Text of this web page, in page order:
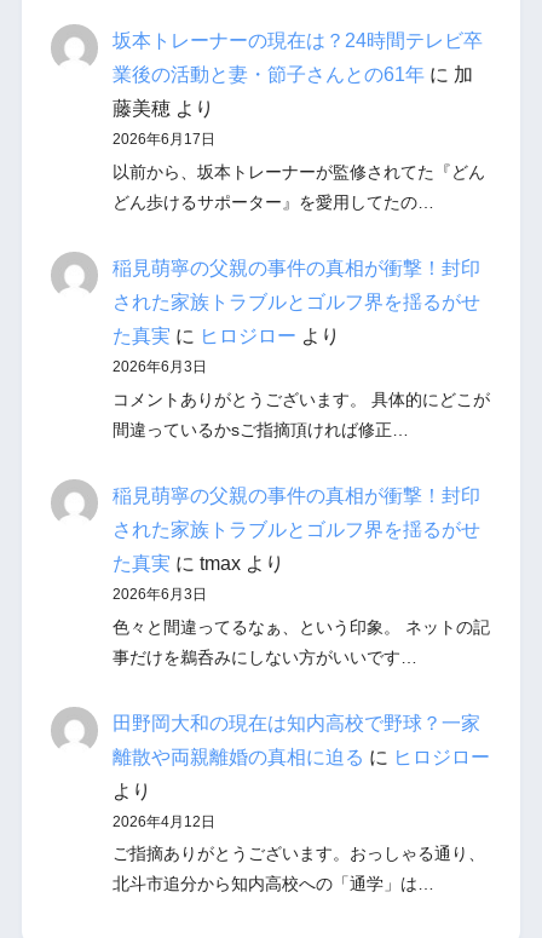
坂本トレーナーの現在は？24時間テレビ卒
業後の活動と妻・節子さんとの61年に 加
藤美穂より
2026年6月17日
以前から、坂本トレーナーが監修されてた『どん
どん歩けるサポーター』を愛用してたの…
稲見萌寧の父親の事件の真相が衝撃！封印
された家族トラブルとゴルフ界を揺るがせ
た真実 に ヒロジロー より
2026年6月3日
コメントありがとうございます。 具体的にどこが
間違っているかsご指摘頂ければ修正…
稲見萌寧の父親の事件の真相が衝撃！封印
された家族トラブルとゴルフ界を揺るがせ
た真実 に tmaxより
2026年6月3日
色々と間違ってるなぁ、という印象。 ネットの記
事だけを鵜呑みにしない方がいいです…
田野岡大和の現在は知内高校で野球？一家
離散や両親離婚の真相に迫る に ヒロジロー
より
2026年4月12日
ご指摘ありがとうございます。おっしゃる通り、
北斗市追分から知内高校への「通学」は…